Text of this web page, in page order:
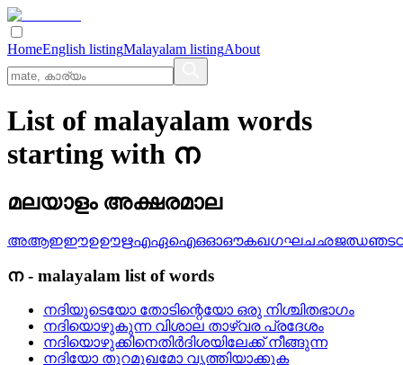
HomeEnglish listingMalayalam listingAbout
List of malayalam words
starting with ന
മലയാളം അക്ഷരമാല
അആഇഈഉഊഋഎഏഐഒഓഔകഖഗഘചഛജഝഞട
ന- malayalam list of words
നദിയുടെയോ തോടിന്റെയോ ഒരു നിശ്ചിതഭാഗം
നദിയൊഴുകുന്ന വിശാല താഴ്വര പ്രദേശം
നദിയൊഴുക്കിനെതിര്‍ദിശയിലേക്ക് നീങ്ങുന്ന
നദിയോ തുറമുഖമോ വൃത്തിയാക്കുക